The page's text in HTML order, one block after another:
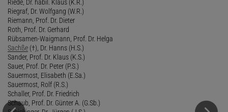
Riede, Dr. habil. Klaus (K.R.)
Riegraf, Dr. Wolfgang (W.R.)
Riemann, Prof. Dr. Dieter
Roth, Prof. Dr. Gerhard
Rübsamen-Waigmann, Prof. Dr. Helga
Sachße (†), Dr. Hanns (H.S.)
Sander, Prof. Dr. Klaus (K.S.)
Sauer, Prof. Dr. Peter (P.S.)
Sauermost, Elisabeth (E.Sa.)
Sauermost, Rolf (R.S.)
Schaller, Prof. Dr. Friedrich
Schaub, Prof. Dr. Günter A. (G.Sb.)